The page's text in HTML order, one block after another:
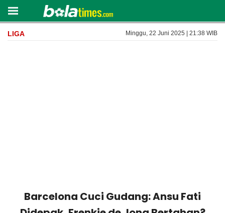
LIGA Minggu, 22 Juni 2025 | 21:38 WIB
Barcelona Cuci Gudang: Ansu Fati